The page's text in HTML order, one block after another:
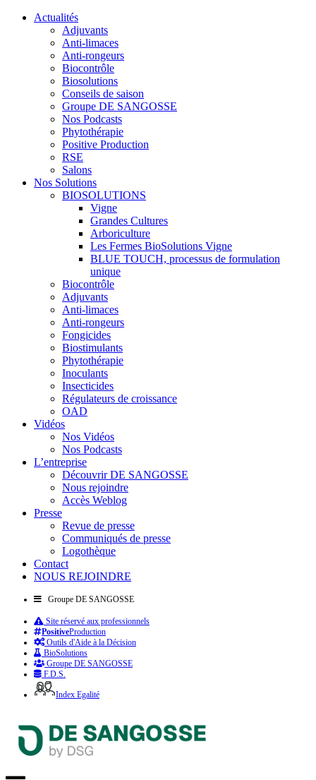
Actualités
Adjuvants
Anti-limaces
Anti-rongeurs
Biocontrôle
Biosolutions
Conseils de saison
Groupe DE SANGOSSE
Nos Podcasts
Phytothérapie
Positive Production
RSE
Salons
Nos Solutions
BIOSOLUTIONS
Vigne
Grandes Cultures
Arboriculture
Les Fermes BioSolutions Vigne
BLUE TOUCH, processus de formulation
unique
Biocontrôle
Adjuvants
Anti-limaces
Anti-rongeurs
Fongicides
Biostimulants
Phytothérapie
Inoculants
Insecticides
Régulateurs de croissance
OAD
Vidéos
Nos Vidéos
Nos Podcasts
L’entreprise
Découvrir DE SANGOSSE
Nous rejoindre
Accès Weblog
Presse
Revue de presse
Communiqués de presse
Logothèque
Contact
NOUS REJOINDRE
Groupe DE SANGOSSE
Site réservé aux professionnels
PositiveProduction
Outils d'Aide à la Décision
BioSolutions
Groupe DE SANGOSSE
F.D.S.
Index Egalité